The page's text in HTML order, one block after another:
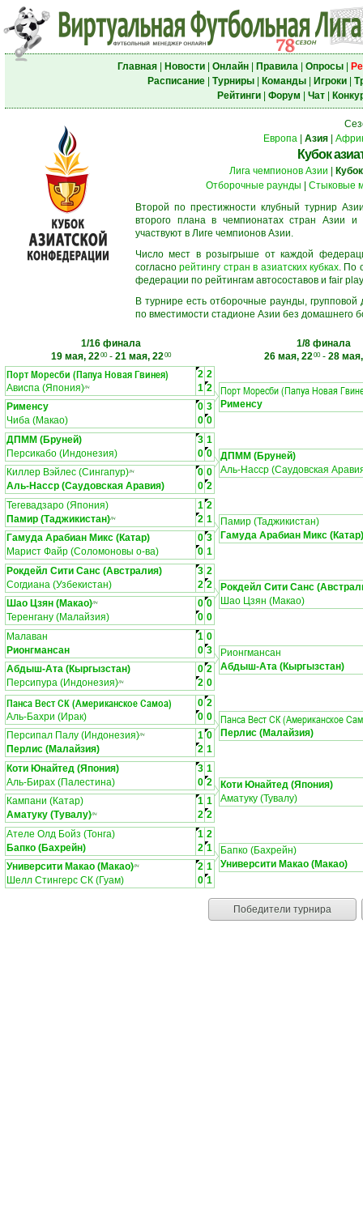
Главная| Новости| Онлайн| Правила| Опросы|
Расписание| Турниры| Команды| Игроки|
Рейтинги| Форум Чат|
Европа
Азия
Кубок
Лига чемпионов Азии
Отборочные раунды
Стыковые
Второй по престижности клубный турнир
второго плана в чемпионатах стран Азии
участвуют в Лиге чемпионов Азии.
Число мест в розыгрыше от каждой
согласнорейтингу стран в азиатских кубках. По
федерации по рейтингам автосоставов и fair
В турнире есть отборочные раунды,
по вместимости стадионе Азии без домашнего
1/16 финала
19 мая, 2200- 21 мая, 2200
1/8 финала
26 мая, 2200- 28
Порт Моресби (Папуа Новая Гвинея) 2 2
Ависпа (Япония)ЛЧ 1 2
Рименсу
0 3
Чиба (Макао)
0 0
Порт Моресби (Папуа Новая
Рименсу
ДПММ (Бруней) 3 1
Персикабо (Индонезия)
0 0
Киллер Вэйлес (Сингапур)ЛЧ 0 0
Аль-Насср (Саудовская Аравия)
0 2
ДПММ (Бруней)
Аль-Насср (Саудовская
Тегевадзаро (Япония) 1 2
Памир (Таджикистан)ЛЧ 2 1
Гамуда Арабиан Микс (Катар)
0 3
Марист Файр (Соломоновы о-ва)
0 1
Памир (Таджикистан)
Гамуда Арабиан Микс (Катар)
Рокдейл Сити Санс (Австралия) 3 2
Согдиана (Узбекистан)
2 2
Шао Цзян (Макао)ЛЧ 0 0
Теренгану (Малайзия)
0 0
Рокдейл Сити Санс
Шао Цзян (Макао)
Малаван 1 0
Рионгмансан
0 3
Абдыш-Ата (Кыргызстан)
0 2
Персипура (Индонезия)ЛЧ 2 0
Рионгмансан
Абдыш-Ата (Кыргызстан)
Панса Вест СК (Американское Самоа) 0 2
Аль-Бахри (Ирак)
0 0
Персипал Палу (Индонезия)ЛЧ 1 0
Перлис (Малайзия)
2 1
Панса Вест СК (Американское
Перлис (Малайзия)
Коти Юнайтед (Япония) 3 1
Аль-Бирах (Палестина)
0 2
Кампани (Катар)
1 1
Аматуку (Тувалу)ЛЧ 2 2
Коти Юнайтед (Япония)
Аматуку (Тувалу)
Ателе Олд Бойз (Тонга) 1 2
Бапко (Бахрейн)
2 1
Университи Макао (Макао)ЛЧ 2 1
Шелл Стингерс СК (Гуам)
0 1
Бапко (Бахрейн)
Университи Макао (Макао)
Победители турнира